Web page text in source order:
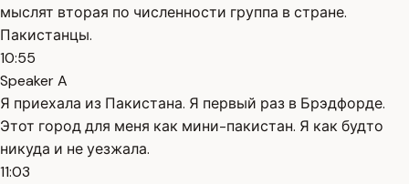
мыслят вторая по численности группа в стране.
Пакистанцы.
10:55
Speaker A
Я приехала из Пакистана. Я первый раз в Брэдфорде.
Этот город для меня как мини-пакистан. Я как будто
никуда и не уезжала.
11:03